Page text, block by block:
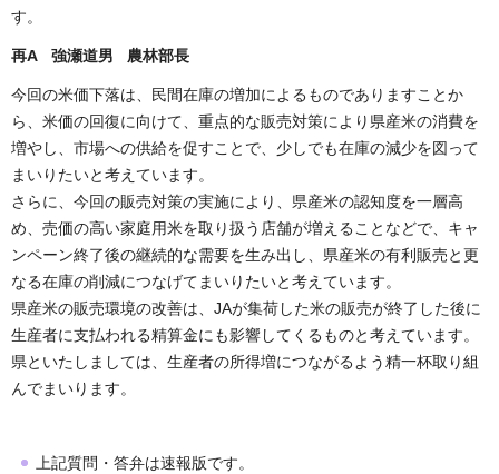
す。
再A 強瀬道男 農林部長
今回の米価下落は、民間在庫の増加によるものでありますことか
ら、米価の回復に向けて、重点的な販売対策により県産米の消費を
増やし、市場への供給を促すことで、少しでも在庫の減少を図って
まいりたいと考えています。
さらに、今回の販売対策の実施により、県産米の認知度を一層高
め、売価の高い家庭用米を取り扱う店舗が増えることなどで、キャ
ンペーン終了後の継続的な需要を生み出し、県産米の有利販売と更
なる在庫の削減につなげてまいりたいと考えています。
県産米の販売環境の改善は、JAが集荷した米の販売が終了した後に
生産者に支払われる精算金にも影響してくるものと考えています。
県といたしましては、生産者の所得増につながるよう精一杯取り組
んでまいります。
上記質問・答弁は速報版です。